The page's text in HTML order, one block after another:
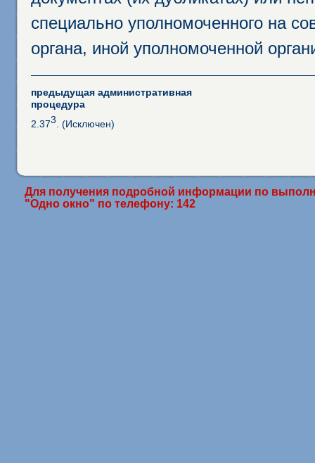
специально уполномоченного на
органа, иной уполномоченной
предыдущая административная
процедура
2.373 . (Исключен)
Для получения подробной информации по
"Одно окно" по телефону: 142